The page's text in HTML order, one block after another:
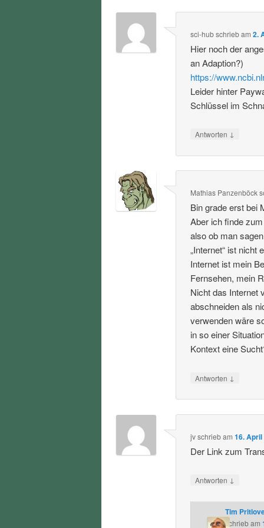
sci-hubschriebam2.
Hier noch der
an Adaption?)
https://
Leider hinter
Schlüssel im
Antworten ↓
Mathias Panzenböck
Bin grade erst bei
Aber ich finde
also ob man
„Internet“ ist nicht
Internet ist mein
Fernsehen, mein
Nicht das Internet
abschneiden als
verwenden wäre
in so einer
Kontext eine
Antworten ↓
jvschriebam16.
Der Link zum
Antworten ↓
Tim
schriebam